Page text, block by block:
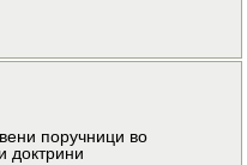
поручници во
доктрини